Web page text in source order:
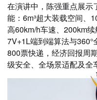
在演讲中，陈强重点展示
能：6m³超大装载空间、
高60km/h车速、200km
7V+1L端到端算法与
800票快递，经济回报周
级安全、全场景适配及全